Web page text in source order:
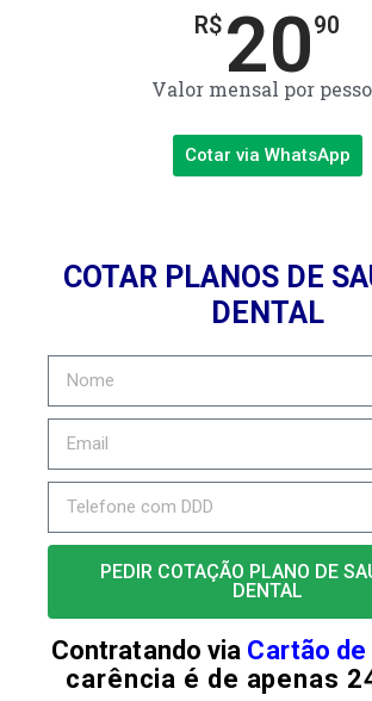
R$ 2090
Valor mensal por
Cotar via WhatsApp
COTAR PLANOS DE
DENTAL
PEDIR COTAÇÃO PLANO DE
DENTAL
Contratando via Cartão
carência é de apenas